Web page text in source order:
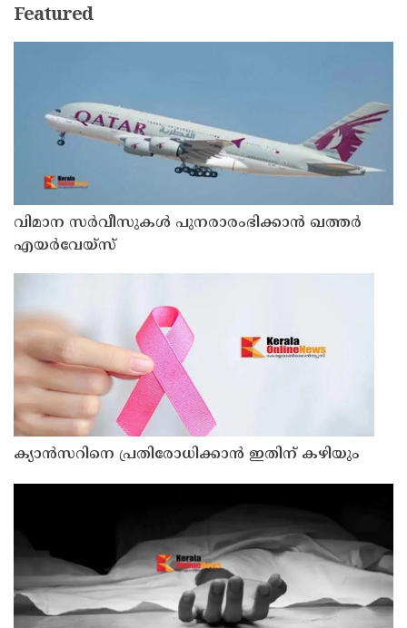
Featured
വിമാന സര്‍വീസുകള്‍ പുനരാരംഭിക്കാന്‍ ഖത്തര്‍
എയര്‍വേയ്‌സ്
ക്യാൻസറിനെ പ്രതിരോധിക്കാൻ ഇതിന് കഴിയും